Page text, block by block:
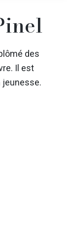
des
Il est
jeunesse.